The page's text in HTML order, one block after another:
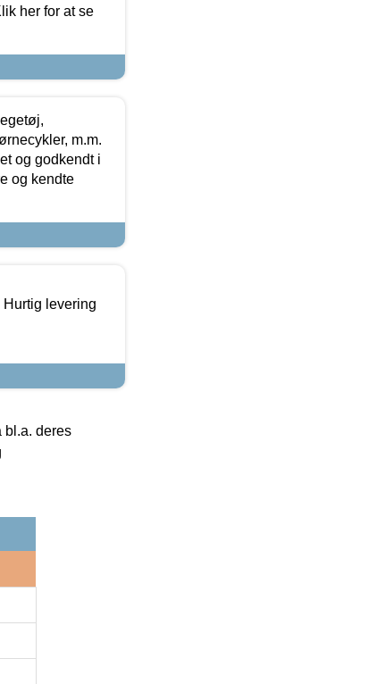
her for at se
m.m.
og godkendt i
og kendte
levering
bl.a. deres